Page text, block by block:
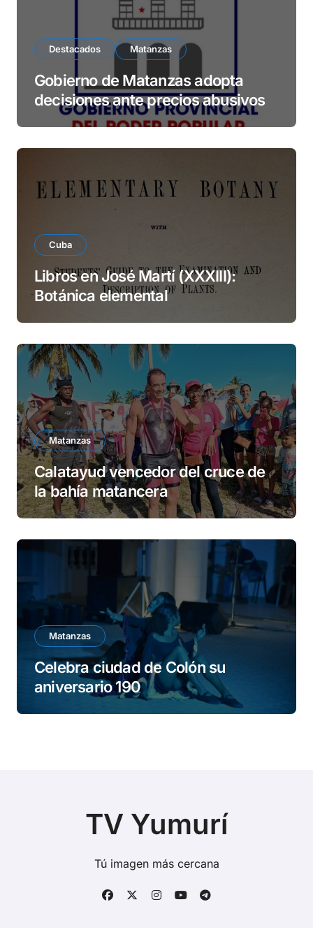
Destacados Matanzas
Gobierno de Matanzas adopta
decisiones ante precios abusivos
Cuba
Libros en José Martí (XXXIII):
Botánica elemental
Matanzas
Calatayud vencedor del cruce de
la bahía matancera
Matanzas
Celebra ciudad de Colón su
aniversario 190
TV Yumurí
Tú imagen más cercana